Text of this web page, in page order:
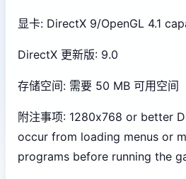
显卡: DirectX 9/OpenGL 4.1
DirectX 更新版: 9.0
存储空间: 需要 50 MB 可用空间
附注事项: 1280x768 or better
occur from loading menus or
programs before running the